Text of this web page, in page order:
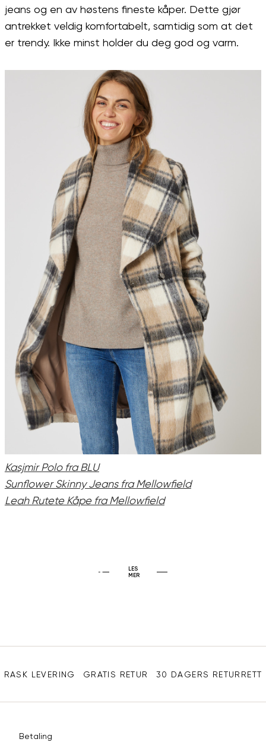
jeans og en av høstens fineste kåper. Dette gjør
antrekket veldig komfortabelt, samtidig som at det
er trendy. Ikke minst holder du deg god og varm.
Kasjmir Polo fra BLU
Sunflower Skinny Jeans fra Mellowfield
Leah Rutete Kåpe fra Mellowfield
LES
MER
100% cashmere
Sidebunn
RASK LEVERING GRATIS RETUR 30 DAGERS RETURRETT
Betaling